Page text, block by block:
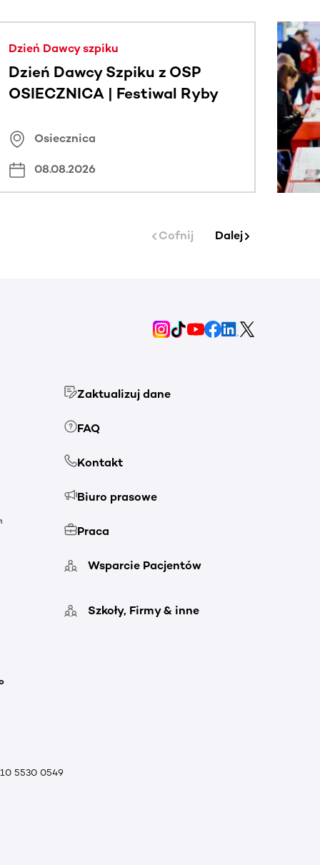
Dzień Dawcy szpiku
Dzień Dawcy Szpiku z OSP
OSIECZNICA | Festiwal Ryby
Osiecznica
08.08.2026
Cofnij Dalej
Zaktualizuj dane
FAQ
Kontakt
Biuro prasowe
Praca
Wsparcie Pacjentów
Szkoły, Firmy & inne
5530 0549